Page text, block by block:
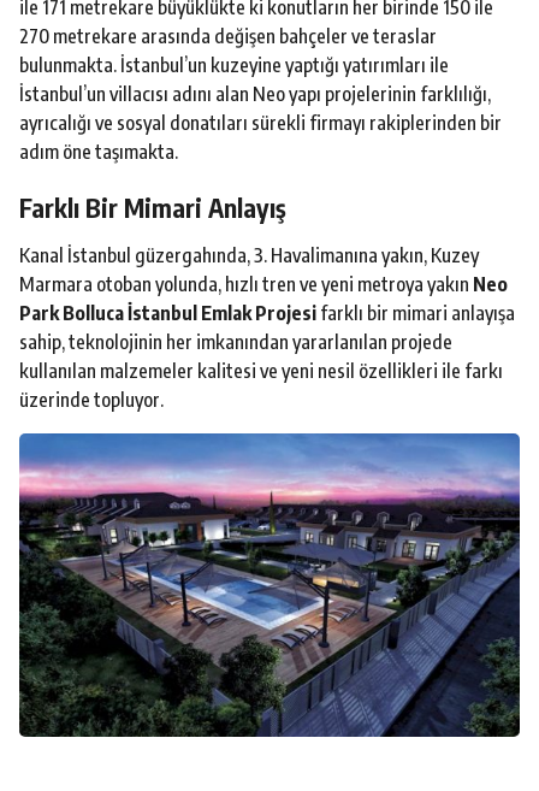
ile 171 metrekare büyüklükte ki konutların her birinde 150 ile
270 metrekare arasında değişen bahçeler ve teraslar
bulunmakta. İstanbul’un kuzeyine yaptığı yatırımları ile
İstanbul’un villacısı adını alan Neo yapı projelerinin farklılığı,
ayrıcalığı ve sosyal donatıları sürekli firmayı rakiplerinden bir
adım öne taşımakta.
Farklı Bir Mimari Anlayış
Kanal İstanbul güzergahında, 3. Havalimanına yakın, Kuzey
Marmara otoban yolunda, hızlı tren ve yeni metroya yakın Neo
Park Bolluca İstanbul Emlak Projesi farklı bir mimari anlayışa
sahip, teknolojinin her imkanından yararlanılan projede
kullanılan malzemeler kalitesi ve yeni nesil özellikleri ile farkı
üzerinde topluyor.